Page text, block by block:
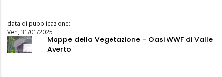
data di pubblicazione:
Ven, 31/01/2025
Mappe della Vegetazione - Oasi WWF di Valle
Averto